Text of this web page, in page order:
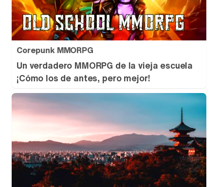
Corepunk MMORPG
Un verdadero MMORPG de la vieja escuela
¡Cómo los de antes, pero mejor!